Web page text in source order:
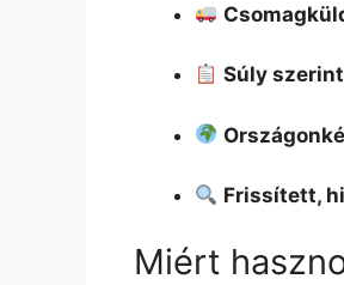
Súly
Frissített,
Miért